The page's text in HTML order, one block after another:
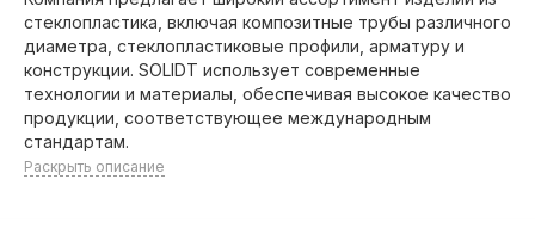
стеклопластика, включая композитные трубы различного
диаметра, стеклопластиковые профили, арматуру и
конструкции. SOLIDT использует современные
технологии и материалы, обеспечивая высокое качество
продукции, соответствующее международным
стандартам.
Раскрыть описание